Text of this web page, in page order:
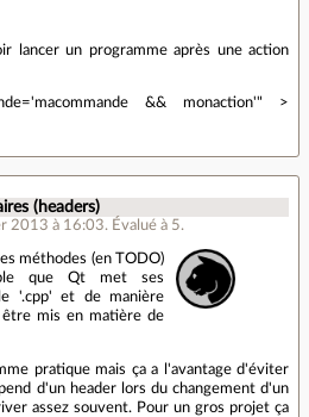
lancer un programme après une action
&& monaction'" >
(headers)
2013 à 16:03. Évalué à 5.
méthodes (en TODO)
que Qt met ses
'.cpp' et de manière
mis en matière de
pratique mais ça a l'avantage d'éviter
d'un header lors du changement d'un
assez souvent. Pour un gros projet ça